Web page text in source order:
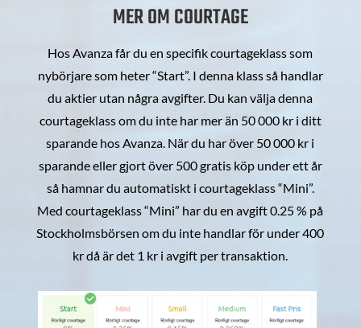
MER OM COURTAGE
Hos Avanza får du en specifik courtageklass som
nybörjare som heter “Start”. I denna klass så handlar
du aktier utan några avgifter. Du kan välja denna
courtageklass om du inte har mer än 50 000 kr i ditt
sparande hos Avanza. När du har över 50 000 kr i
sparande eller gjort över 500 gratis köp under ett år
så hamnar du automatiskt i courtageklass “Mini”.
Med courtageklass “Mini” har du en avgift 0.25 % på
Stockholmsbörsen om du inte handlar för under 400
kr då är det 1 kr i avgift per transaktion.